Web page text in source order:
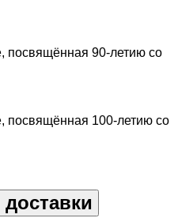
посвящённая 90-летию со
посвящённая 100-летию со